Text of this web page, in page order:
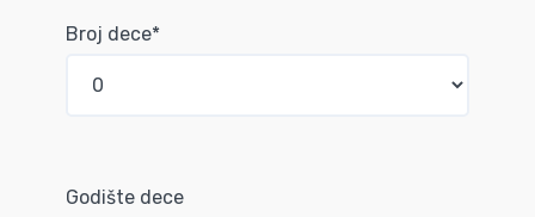
Broj dece*
Godište dece